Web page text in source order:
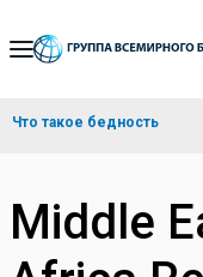
Skip
Navigation
Что такое бедность
Middle